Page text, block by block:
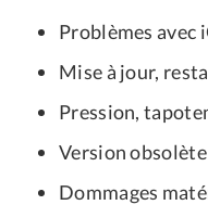
Problèmes avec
Mise à jour,
Pression,
Version
Dommages